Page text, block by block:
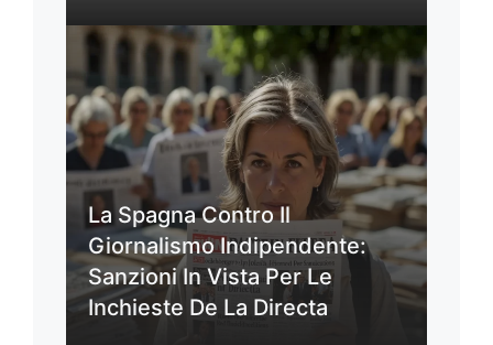
La Spagna Contro Il
Giornalismo Indipendente:
Sanzioni In Vista Per Le
Inchieste De La Directa